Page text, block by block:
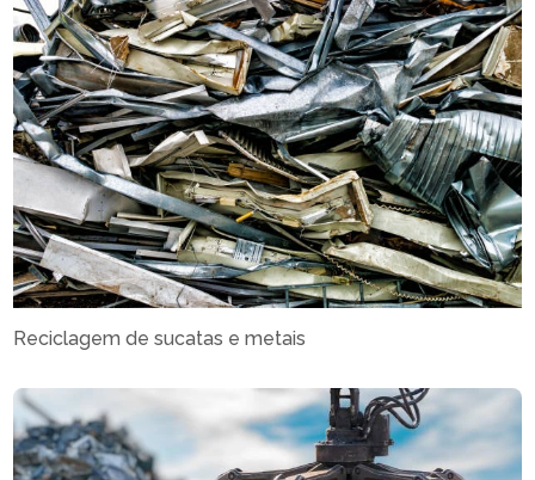
Reciclagem de sucatas e metais